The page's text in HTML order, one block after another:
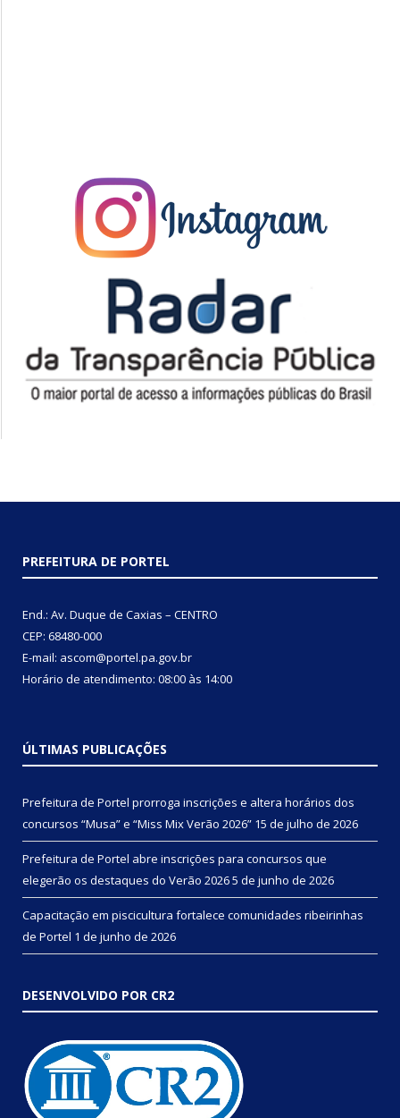
PREFEITURA DE PORTEL
End.: Av. Duque de Caxias – CENTRO
CEP: 68480-000
E-mail: ascom@portel.pa.gov.br
Horário de atendimento: 08:00 às 14:00
ÚLTIMAS PUBLICAÇÕES
Prefeitura de Portel prorroga inscrições e altera horários dos
concursos “Musa” e “Miss Mix Verão 2026” 15 de julho de 2026
Prefeitura de Portel abre inscrições para concursos que
elegerão os destaques do Verão 20265 de junho de 2026
Capacitação em piscicultura fortalece comunidades ribeirinhas
de Portel 1 de junho de 2026
DESENVOLVIDO POR CR2